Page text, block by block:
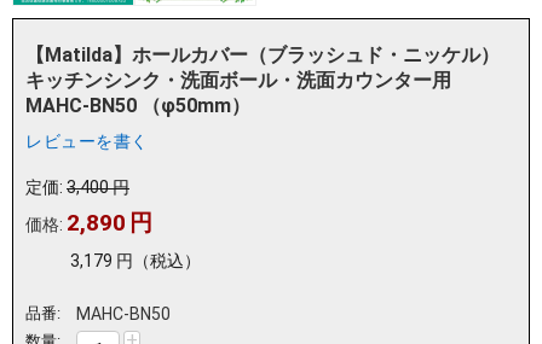
【Matilda】ホールカバー（ブラッシュド・ニッケル）
キッチンシンク・洗面ボール・洗面カウンター用
MAHC-BN50 （φ50mm）
レビューを書く
定価: 3,400円
価格: 2,890 円
3,179 円 （税込）
品番: MAHC-BN50